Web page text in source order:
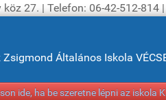
27. | Telefon: 06-42-512-
Általános Iskola
ide, ha be szeretne lépni az iskola